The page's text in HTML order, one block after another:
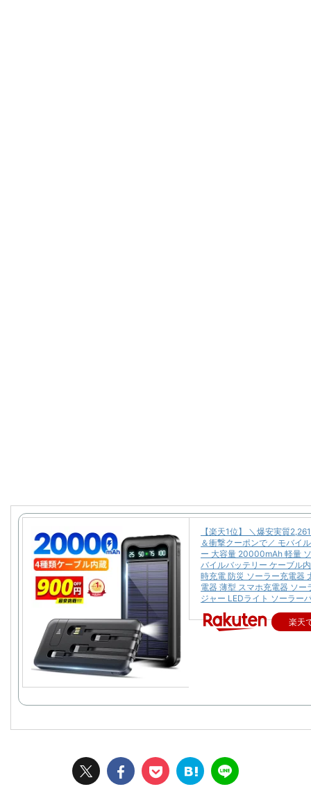
【楽天1位】 ＼爆安実質
＆衝撃クーポンで／ モバイ
ー 大容量 20000mAh 軽量
バイルバッテリー ケーブル
時充電 防災 ソーラー充電器
電器 薄型 スマホ充電器 ソー
ジャー LEDライト ソーラー
楽天